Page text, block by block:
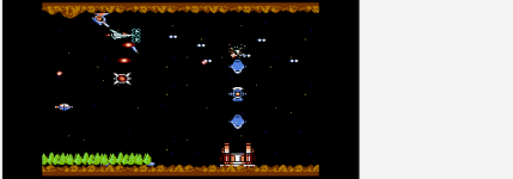
[GK] Beast of
[GK] Ubisoft : fin de partie
[GK] Mémoire cash -
[GK] Dan Houser (GTA)
[GK] Comment EA Sports
[GK] Crimson Moon : un
[GK] Isle of Reveries : le
[GK] Moonlighter 2 : The
[GK] Capcom relance